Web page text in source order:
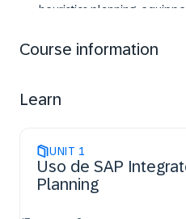
heuristics planning,
make data-driven
planning. You'll also
supply balancing.
Course information
Learn
UNIT 1
Uso de SAP
Planning